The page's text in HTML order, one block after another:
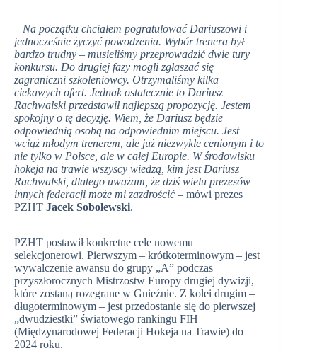
– Na początku chciałem pogratulować Dariuszowi i
jednocześnie życzyć powodzenia. Wybór trenera był
bardzo trudny – musieliśmy przeprowadzić dwie tury
konkursu. Do drugiej fazy mogli zgłaszać się
zagraniczni szkoleniowcy. Otrzymaliśmy kilka
ciekawych ofert. Jednak ostatecznie to Dariusz
Rachwalski przedstawił najlepszą propozycję. Jestem
spokojny o tę decyzję. Wiem, że Dariusz będzie
odpowiednią osobą na odpowiednim miejscu. Jest
wciąż młodym trenerem, ale już niezwykle cenionym i to
nie tylko w Polsce, ale w całej Europie. W środowisku
hokeja na trawie wszyscy wiedzą, kim jest Dariusz
Rachwalski, dlatego uważam, że dziś wielu prezesów
innych federacji może mi zazdrościć– mówi prezes
PZHT Jacek Sobolewski.
PZHT postawił konkretne cele nowemu
selekcjonerowi. Pierwszym – krótkoterminowym – jest
wywalczenie awansu do grupy „A” podczas
przyszłorocznych Mistrzostw Europy drugiej dywizji,
które zostaną rozegrane w Gnieźnie. Z kolei drugim –
długoterminowym – jest przedostanie się do pierwszej
„dwudziestki” światowego rankingu FIH
(Międzynarodowej Federacji Hokeja na Trawie) do
2024 roku.